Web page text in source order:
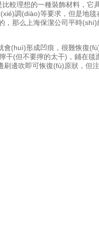
的一種裝飾材料，它具有
協(xié)調(diào)等要求，但是
的，那么上海保潔公司平時
(huì)形成凹痕，很難恢復(fù)
但不要擰的太干)，鋪在毯
邊吹即可恢復(fù)原狀，